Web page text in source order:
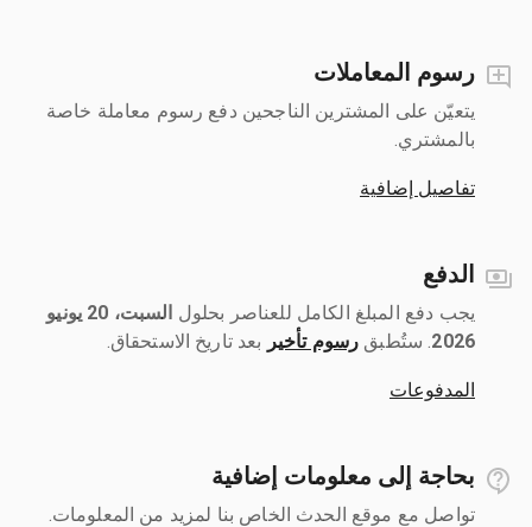
رسوم المعاملات
يتعيّن على المشترين الناجحين دفع رسوم معاملة خاصة
بالمشتري.
تفاصيل إضافية
الدفع
يجب دفع المبلغ الكامل للعناصر بحلول ‎
السبت، 20 يونيو
2026
رسوم تأخير بعد تاريخ الاستحقاق.
المدفوعات
بحاجة إلى معلومات إضافية
تواصل مع موقع الحدث الخاص بنا لمزيد من المعلومات.